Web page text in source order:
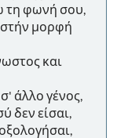
τη φωνή σου,
μορφή
και
άλλο γένος,
δεν είσαι,